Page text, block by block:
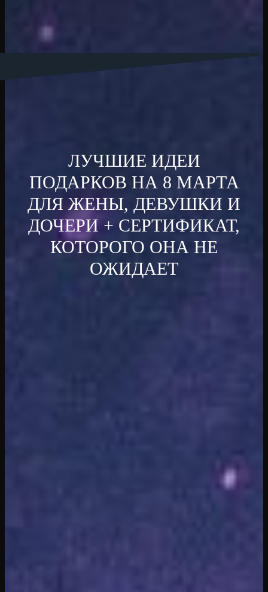
ЛУЧШИЕ ИДЕИ
ПОДАРКОВ НА 8 МАРТА
ДЛЯ ЖЕНЫ, ДЕВУШКИ И
ДОЧЕРИ + СЕРТИФИКАТ,
КОТОРОГО ОНА НЕ
ОЖИДАЕТ